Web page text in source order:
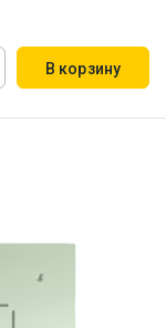
В корзину